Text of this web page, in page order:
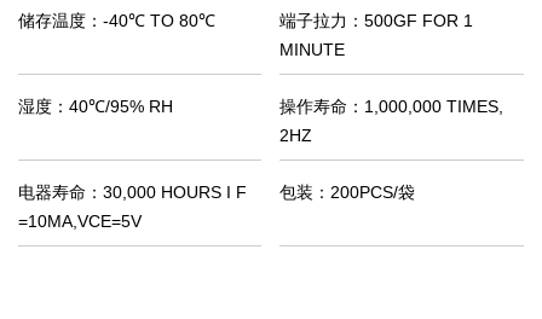
储存温度： -40℃ TO 80℃ 端子拉力：500GF FOR 1
MINUTE
湿度： 40℃/95% RH 操作寿命： 1,000,000 TIMES,
2HZ
电器寿命： 30,000 HOURS I F
=10MA,VCE=5V
包装： 200PCS/袋